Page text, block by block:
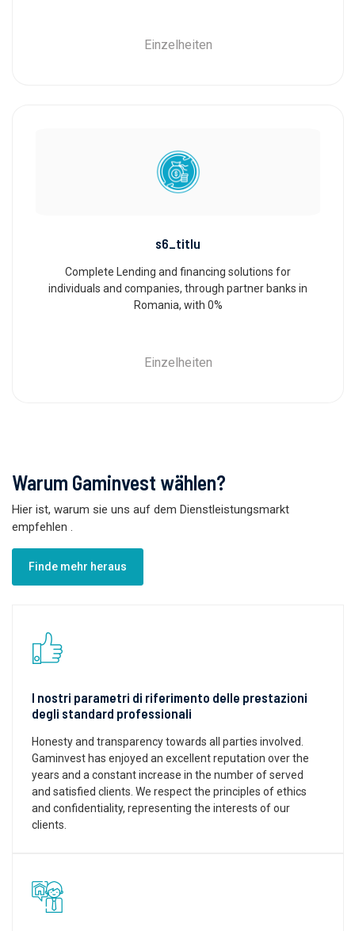
Einzelheiten
s6_titlu
Complete Lending and financing solutions for
individuals and companies, through partner banks in
Romania, with 0%
Einzelheiten
Warum Gaminvest wählen?
Hier ist, warum sie uns auf dem Dienstleistungsmarkt
empfehlen
Finde mehr heraus
I nostri parametri di riferimento delle prestazioni
degli standard professionali
Honesty and transparency towards all parties involved.
Gaminvest has enjoyed an excellent reputation over the
years and a constant increase in the number of served
and satisfied clients. We respect the principles of ethics
and confidentiality, representing the interests of our
clients.